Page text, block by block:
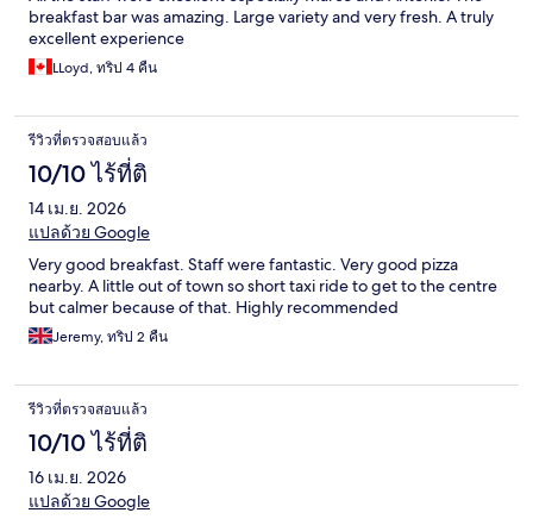
breakfast bar was amazing. Large variety and very fresh. A truly
excellent experience
LLoyd, ทริป 4 คืน
รีวิวที่ตรวจสอบแล้ว
10/10 ไร้ที่ติ
14 เม.ย. 2026
แปลด้วย Google
Very good breakfast. Staff were fantastic. Very good pizza
nearby. A little out of town so short taxi ride to get to the centre
but calmer because of that. Highly recommended
Jeremy, ทริป 2 คืน
รีวิวที่ตรวจสอบแล้ว
10/10 ไร้ที่ติ
16 เม.ย. 2026
แปลด้วย Google